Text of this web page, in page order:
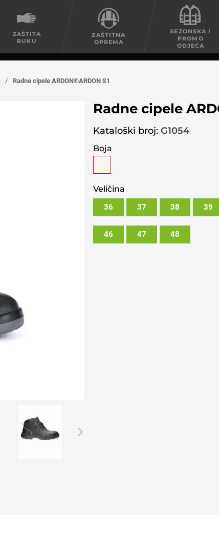
ZAŠTITA
RUKU
ZAŠTITNA
OPREMA
SEZONSKA I
PROMO
ODJEĆA
/ Radne cipele ARDON®ARDON S1
Radne cipele
Kataloški broj: G1054
Boja
Veličina
36 37 38 39
46 47 48